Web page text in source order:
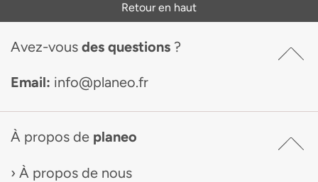
Retour en haut
Avez-vous des questions ?
Email: info@planeo.fr
À propos de planeo
À propos de nous